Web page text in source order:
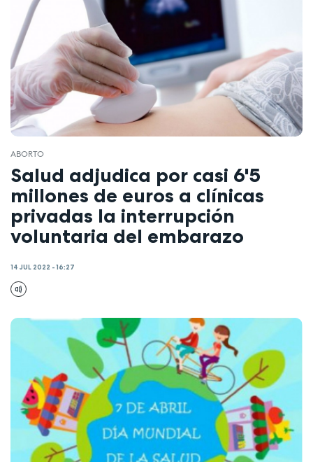
ABORTO
Salud adjudica por casi 6'5
millones de euros a clínicas
privadas la interrupción
voluntaria del embarazo
14 JUL 2022 - 16:27